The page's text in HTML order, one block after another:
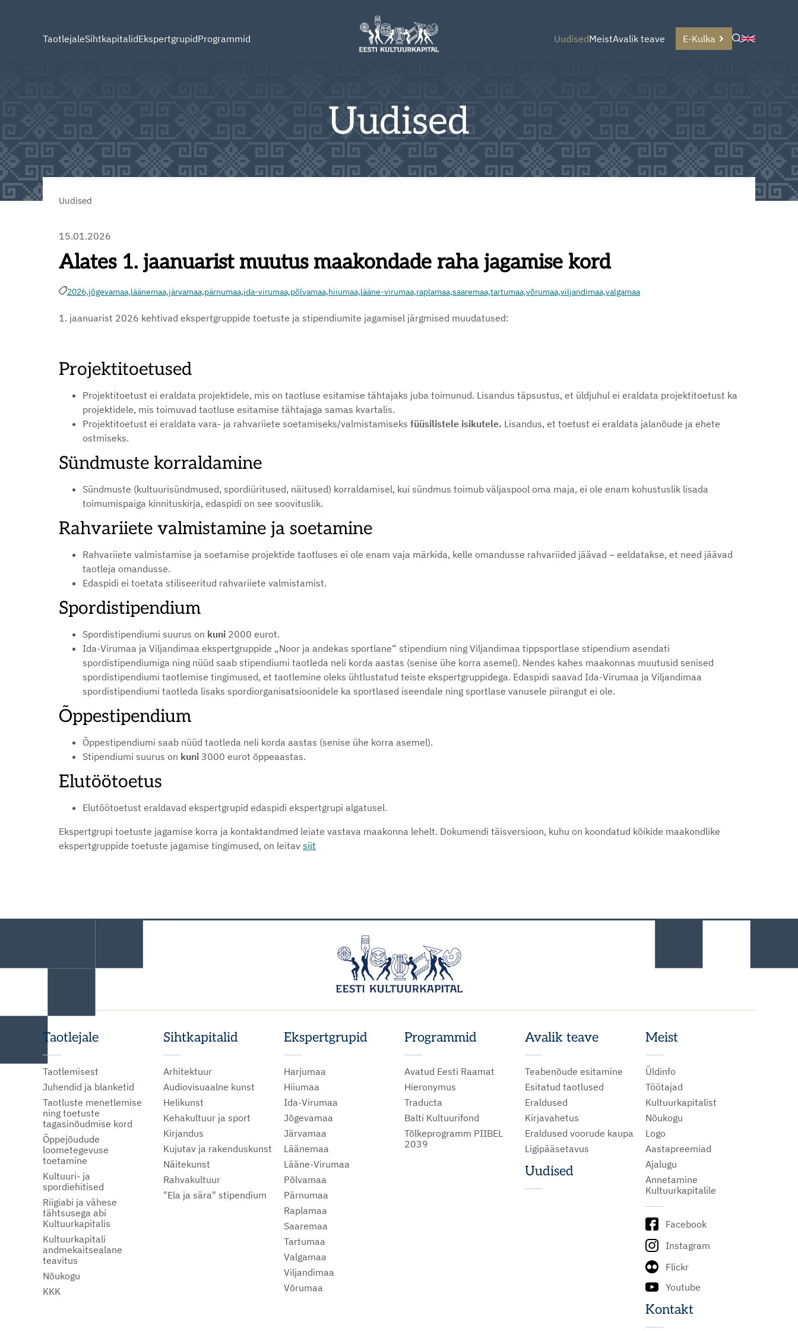
TaotlejaleSihtkapitalidEkspertgrupidProgrammid UudisedMeistAvalik teave E-Kulka
Uudised
Uudised
15.01.2026
Alates 1. jaanuarist muutus maakondade raha jagamise kord
2026,jõgevamaa,läänemaa,järvamaa,pärnumaa,ida-virumaa,põlvamaa,hiiumaa,lääne-virumaa,raplamaa,saaremaa,tartumaa,võrumaa,viljandimaa,valgamaa
1. jaanuarist 2026 kehtivad ekspertgruppide toetuste ja stipendiumite jagamisel järgmised muudatused:
Projektitoetused
Projektitoetust ei eraldata projektidele, mis on taotluse esitamise tähtajaks juba toimunud. Lisandus täpsustus, et üldjuhul ei eraldata projektitoetust ka
projektidele, mis toimuvad taotluse esitamise tähtajaga samas kvartalis.
Projektitoetust ei eraldata vara- ja rahvariiete soetamiseks/valmistamiseks füüsilistele isikutele. Lisandus, et toetust ei eraldata jalanõude ja ehete
ostmiseks.
Sündmuste korraldamine
Sündmuste (kultuurisündmused, spordiüritused, näitused) korraldamisel, kui sündmus toimub väljaspool oma maja, ei ole enam kohustuslik lisada
toimumispaiga kinnituskirja, edaspidi on see soovituslik.
Rahvariiete valmistamine ja soetamine
Rahvariiete valmistamise ja soetamise projektide taotluses ei ole enam vaja märkida, kelle omandusse rahvariided jäävad – eeldatakse, et need jäävad
taotleja omandusse.
Edaspidi ei toetata stiliseeritud rahvariiete valmistamist.
Spordistipendium
Spordistipendiumi suurus on kuni 2000 eurot.
Ida-Virumaa ja Viljandimaa ekspertgruppide „Noor ja andekas sportlane“ stipendium ning Viljandimaa tippsportlase stipendium asendati
spordistipendiumiga ning nüüd saab stipendiumi taotleda neli korda aastas (senise ühe korra asemel). Nendes kahes maakonnas muutusid senised
spordistipendiumi taotlemise tingimused, et taotlemine oleks ühtlustatud teiste ekspertgruppidega. Edaspidi saavad Ida-Virumaa ja Viljandimaa
spordistipendiumi taotleda lisaks spordiorganisatsioonidele ka sportlased iseendale ning sportlase vanusele piirangut ei ole.
Õppestipendium
Õppestipendiumi saab nüüd taotleda neli korda aastas (senise ühe korra asemel).
Stipendiumi suurus on kuni 3000 eurot õppeaastas.
Elutöötoetus
Elutöötoetust eraldavad ekspertgrupid edaspidi ekspertgrupi algatusel.
Ekspertgrupi toetuste jagamise korra ja kontaktandmed leiate vastava maakonna lehelt. Dokumendi täisversioon, kuhu on koondatud kõikide maakondlike
ekspertgruppide toetuste jagamise tingimused, on leitav siit
Taotlejale
Taotlemisest
Juhendid ja blanketid
Taotluste menetlemise
ning toetuste
tagasinõudmise kord
Õppejõudude
loometegevuse
toetamine
Kultuuri- ja
spordiehitised
Riigiabi ja vähese
tähtsusega abi
Kultuurkapitalis
Kultuurkapitali
andmekaitsealane
teavitus
Nõukogu
KKK
Sihtkapitalid
Arhitektuur
Audiovisuaalne kunst
Helikunst
Kehakultuur ja sport
Kirjandus
Kujutav ja rakenduskunst
Näitekunst
Rahvakultuur
"Ela ja sära" stipendium
Ekspertgrupid
Harjumaa
Hiiumaa
Ida-Virumaa
Jõgevamaa
Järvamaa
Läänemaa
Lääne-Virumaa
Põlvamaa
Pärnumaa
Raplamaa
Saaremaa
Tartumaa
Valgamaa
Viljandimaa
Võrumaa
Programmid
Avatud Eesti Raamat
Hieronymus
Traducta
Balti Kultuurifond
Tõlkeprogramm PIIBEL
2039
Avalik teave
Teabenõude esitamine
Esitatud taotlused
Eraldused
Kirjavahetus
Eraldused voorude kaupa
Ligipääsetavus
Uudised
Meist
Üldinfo
Töötajad
Kultuurkapitalist
Nõukogu
Logo
Aastapreemiad
Ajalugu
Annetamine
Kultuurkapitalile
Facebook
Instagram
Flickr
Youtube
Kontakt